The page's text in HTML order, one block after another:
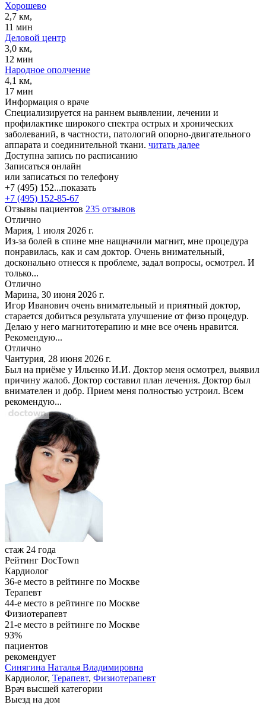
Хорошево
2,7 км,
11 мин
Деловой центр
3,0 км,
12 мин
Народное ополчение
4,1 км,
17 мин
Информация о враче
Специализируется на раннем выявлении, лечении и
профилактике широкого спектра острых и хронических
заболеваний, в частности, патологий опорно-двигательного
аппарата и соединительной ткани. читать далее
Доступна запись по расписанию
Записаться онлайн
или записаться по телефону
+7 (495) 152...показать
+7 (495) 152-85-67
Отзывы пациентов 235 отзывов
Отлично
Мария, 1 июля 2026 г.
Из-за болей в спине мне нащначили магнит, мне процедура
понравилась, как и сам доктор. Очень внимательный,
досконально отнесся к проблеме, задал вопросы, осмотрел. И
только...
Отлично
Марина, 30 июня 2026 г.
Игор Иванович очень внимательный и приятный доктор,
старается добиться результата улучшение от физо процедур.
Делаю у него магнитотерапию и мне все очень нравится.
Рекомендую...
Отлично
Чантурия, 28 июня 2026 г.
Был на приёме у Ильенко И.И. Доктор меня осмотрел, выявил
причину жалоб. Доктор составил план лечения. Доктор был
внимателен и добр. Прием меня полностью устроил. Всем
рекомендую...
стаж 24 года
Рейтинг DocTown
Кардиолог
36-е место в рейтинге по Москве
Терапевт
44-е место в рейтинге по Москве
Физиотерапевт
21-е место в рейтинге по Москве
93%
пациентов
рекомендует
Синягина Наталья Владимировна
Кардиолог, Терапевт, Физиотерапевт
Врач высшей категории
Выезд на дом